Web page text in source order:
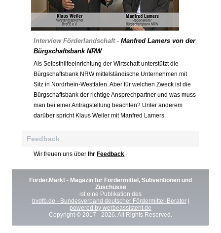
Interview Förderlandschaft -Manfred Lamers von der
Bürgschaftsbank NRW
Als Selbsthilfeeinrichtung der Wirtschaft unterstützt die
Bürgschaftsbank NRW mittelständische Unternehmen mit
Sitz in Nordrhein-Westfalen. Aber für welchen Zweck ist die
Bürgschaftsbank der richtige Ansprechpartner und was muss
man bei einer Antragstellung beachten? Unter anderem
darüber spricht Klaus Weiler mit Manfred Lamers.
Feedback
Wir freuen uns über Ihr Feedback
Förder.Markt - Magazin für Fördermittel, Subventionen und
Zuschüsse
ist eine Publikation des
bvdfb.de - Bundesverband deutscher Fördermittel-Berater|
powered by werbeassistent.de
Copyright © 2017 - 2026. All Rights Reserved.